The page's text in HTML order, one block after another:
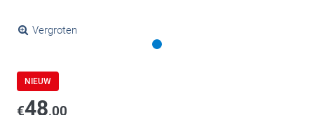
Vergroten
NIEUW
€48,00